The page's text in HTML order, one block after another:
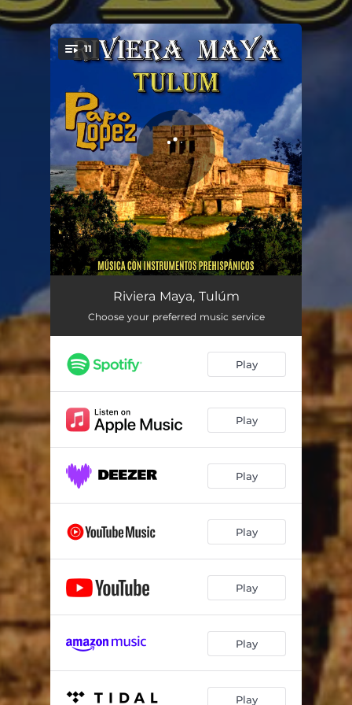
You're all set!
11
Riviera Maya
Danza de Guerra 03:09
Tun Kul 00:57
El Canto de la Lluvia
Zopilote Rey 02:00
El Mercado
Brujo del Agua 05:09
01:49
01:13
Riviera Maya, Tulúm
Choose your preferred music service
Play
Play
Play
Play
Play
Play
Play
.